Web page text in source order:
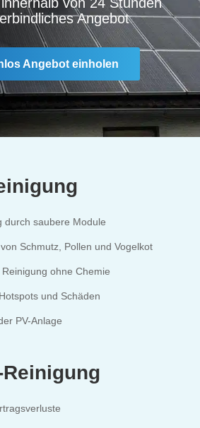
Angebot
Angebot einholen
durch saubere Module
Schmutz, Pollen und Vogelkot
ohne Chemie
und Schäden
PV-Anlage
Reinigung